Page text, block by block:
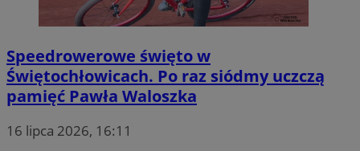
Speedrowerowe święto w
Świętochłowicach. Po raz siódmy uczczą
pamięć Pawła Waloszka
16 lipca 2026, 16:11